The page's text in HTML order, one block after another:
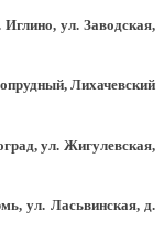
ул. Заводская,
Лихачевский
ул. Жигулевская,
ул. Ласьвинская, д.